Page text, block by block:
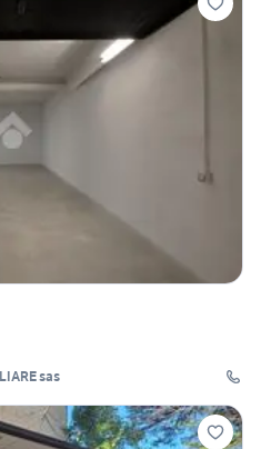
Tecnocasa - RR IMMOBILIARE sas